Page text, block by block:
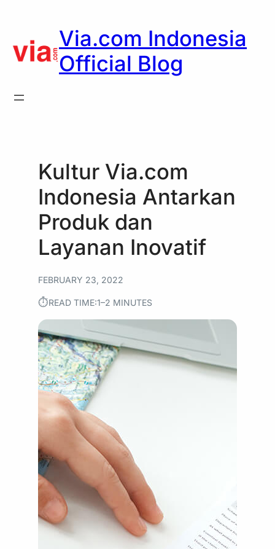
content
Via.com Indonesia
Official Blog
Kultur Via.com
Indonesia Antarkan
Produk dan
Layanan Inovatif
FEBRUARY 23, 2022
⏱︎READ TIME:1–2 MINUTES